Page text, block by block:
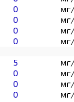
0
0
0
0
5
0
0
0